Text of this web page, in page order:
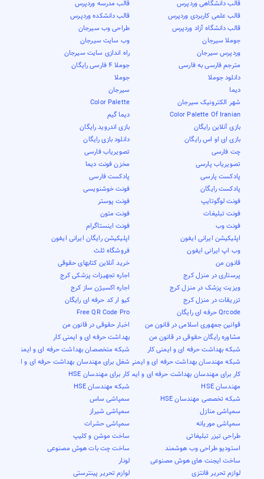
قالب دانشگاهی وردپرس
قالب مدرسه وردپرس
قالب علمی کاربردی وردپرس
قالب دانشکده وردپرس
قالب دانشگاه آزاد وردپرس
طراحی وب سیرجان
جوملا سیرجان
وب سایت سیرجان
وردپرس سیرجان
راه اندازی سایت سیرجان
مترجم فارسی به فارسی
جوملا 4 فارسی رایگان
دانلود جوملا
جوملا
دیما
سیرجان
شهر الکترونیک سیرجان
Color Palette
Color Palette Of Iranian
دیما گیم
بازی آنلاین رایگان
بازی اندروید رایگان
بازی ای او اس رایگان
دانلود بازی رایگان
چت فارسی
تصویریاب فارسی
تصویریاب پارسی
مخزن فونت دیما
پادکست پارسی
پادکست فارسی
پادکست رایگان
فونت خوشنویسی
فونت لوگوتایپ
فونت پوستر
فونت تبلیغات
فونت متون
فونت وب
فونت اینستاگرام
اپلیکیشن ایرانی ایفون
اپلیکیشن رایگان ایرانی ایفون
وب اپ ایرانی ایفون
فروشگاه ثلث
قانون من
خرید آنلاین کتابهای حقوقی
پرستاری در منزل کرج
اجاره تجهیزات پزشکی کرج
ویزیت پزشک در منزل کرج
اجاره اکسیژن ساز کرج
تزریقات در منزل کرج
کیو ار کد حرفه ای رایگان
Qrcode حرفه ای رایگان
Free QR Code Pro
قوانین جمهوری اسلامی در قانون من
اخبار حقوقی در قانون من
مشاوره رایگان حقوقی در قانون من
بهداشت حرفه ای و ایمنی کار
شبکه بهداشت حرفه ای و ایمنی کار
شبکه متخصصان بهداشت حرفه ای و ایمنی کار
شبکه مهندسان بهداشت حرفه ای و ایمنی کارشغل برای مهندسان بهداشت حرفه ای و ایمنی
کار برای مهندسان بهداشت حرفه ای و ایمنی کارکار برای مهندسان HSE
مهندسان HSE
شبکه مهندسان HSE
شبکه تخصصی مهندسان HSE
سمپاشی ساس
سمپاشی منازل
سمپاشی شیراز
سمپاشی موریانه
سمپاشی حشرات
طراحی تیزر تبلیغاتی
ساخت موشن و کلیپ
استودیو طراحی وب هوشمند
ساخت چت بات هوش مصنوعی
ساخت ایجنت های هوش مصنوعی
لونار
لوازم تحریر فانتزی
لوازم تحریر پینترستی